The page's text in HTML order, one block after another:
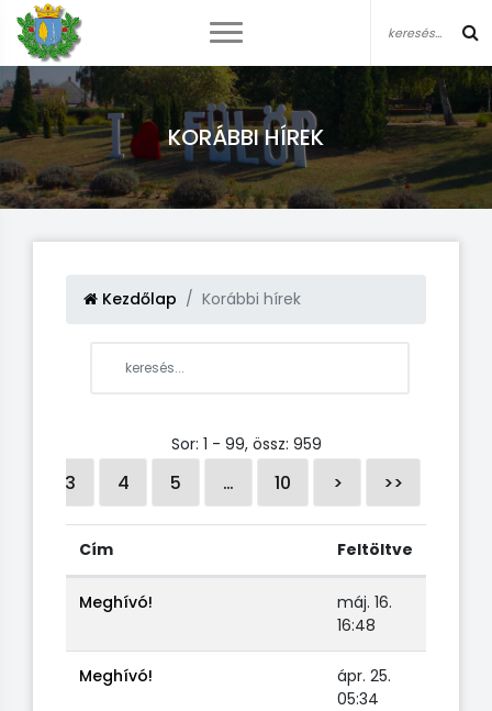
KORÁBBI HÍREK
Kezdőlap Korábbi hírek
Sor: 1 - 99, össz: 959
3 4 5 … 10 > >>
Cím Feltöltve
Meghívó!
máj. 16.
16:48
Meghívó!
ápr. 25.
05:34